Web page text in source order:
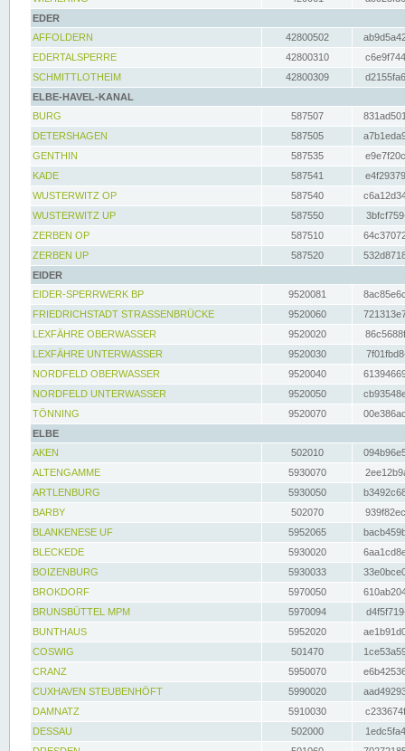
EDER
AFFOLDERN
42800502
EDERTALSPERRE
42800310
SCHMITTLOTHEIM
42800309
ELBE-HAVEL-KANAL
BURG
587507
DETERSHAGEN
587505
GENTHIN
587535
KADE
587541
WUSTERWITZ OP
587540
WUSTERWITZ UP
587550
ZERBEN OP
587510
ZERBEN UP
587520
EIDER
EIDER-SPERRWERK BP
9520081
FRIEDRICHSTADT STRASSENBRÜCKE
9520060
LEXFÄHRE OBERWASSER
9520020
LEXFÄHRE UNTERWASSER
9520030
NORDFELD OBERWASSER
9520040
NORDFELD UNTERWASSER
9520050
TÖNNING
9520070
ELBE
AKEN
502010
ALTENGAMME
5930070
ARTLENBURG
5930050
BARBY
502070
BLANKENESE UF
5952065
BLECKEDE
5930020
BOIZENBURG
5930033
BROKDORF
5970050
BRUNSBÜTTEL MPM
5970094
BUNTHAUS
5952020
COSWIG
501470
CRANZ
5950070
CUXHAVEN STEUBENHÖFT
5990020
DAMNATZ
5910030
DESSAU
502000